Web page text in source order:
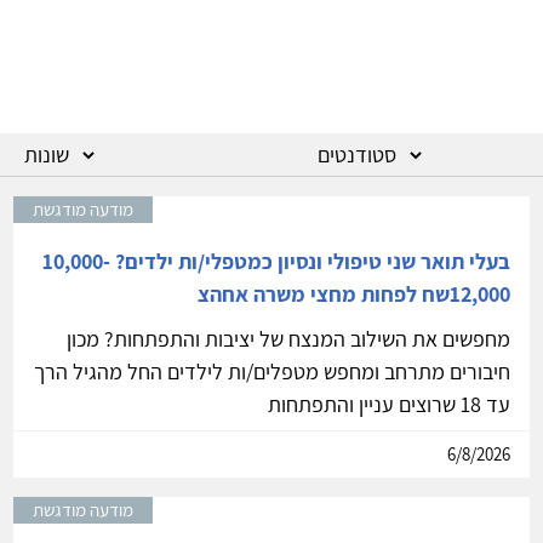
מודעה מודגשת
בעלי תואר שני טיפולי ונסיון כמטפלי/ות ילדים? 10,000-
12,000שח לפחות מחצי משרה אחהצ
מחפשים את השילוב המנצח של יציבות והתפתחות? מכון
חיבורים מתרחב ומחפש מטפלים/ות לילדים החל מהגיל הרך
עד 18 שרוצים עניין והתפתחות
6/8/2026
מודעה מודגשת